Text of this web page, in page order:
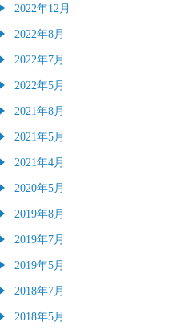
2022年12月
2022年8月
2022年7月
2022年5月
2021年8月
2021年5月
2021年4月
2020年5月
2019年8月
2019年7月
2019年5月
2018年7月
2018年5月